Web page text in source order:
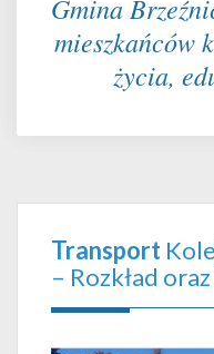
Gmina
mieszkańców
życia,
Transport
– Rozkład